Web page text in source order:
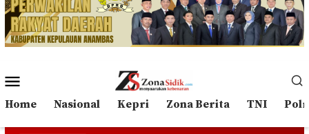
Mobile
Home Nasional Kepri Zona Berita TNI